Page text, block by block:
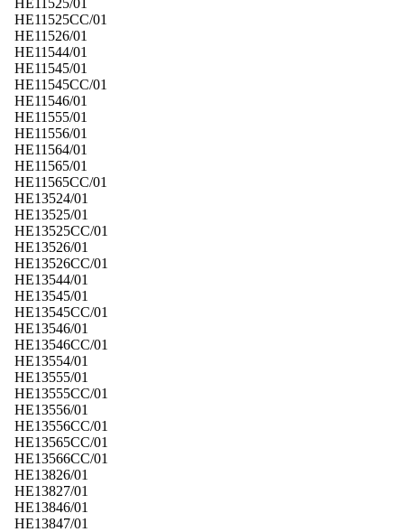
HE11525/01
HE11525CC/01
HE11526/01
HE11544/01
HE11545/01
HE11545CC/01
HE11546/01
HE11555/01
HE11556/01
HE11564/01
HE11565/01
HE11565CC/01
HE13524/01
HE13525/01
HE13525CC/01
HE13526/01
HE13526CC/01
HE13544/01
HE13545/01
HE13545CC/01
HE13546/01
HE13546CC/01
HE13554/01
HE13555/01
HE13555CC/01
HE13556/01
HE13556CC/01
HE13565CC/01
HE13566CC/01
HE13826/01
HE13827/01
HE13846/01
HE13847/01